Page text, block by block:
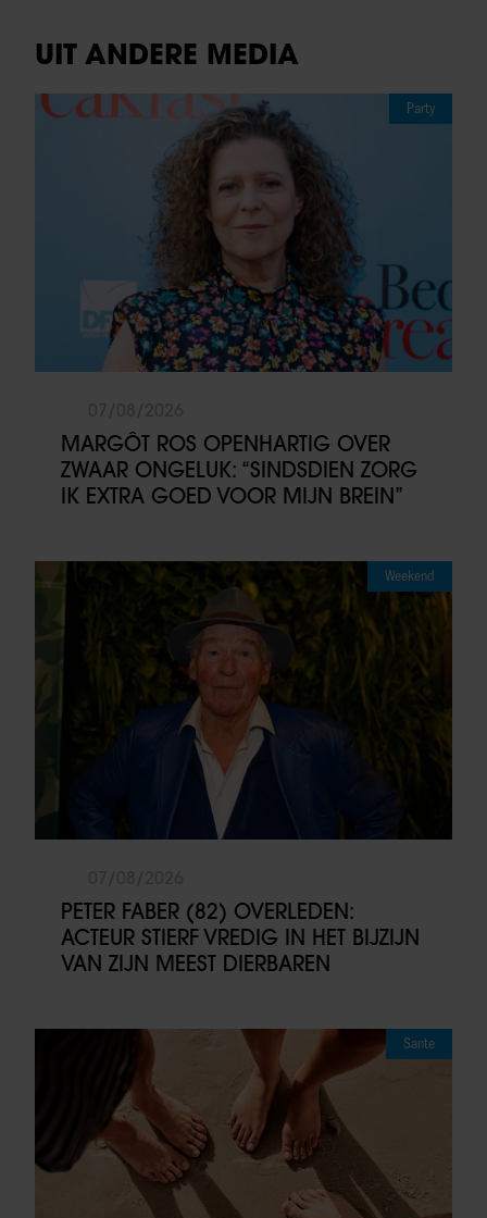
UIT ANDERE MEDIA
Party
MARGÔT ROS OPENHARTIG OVER
ZWAAR ONGELUK: “SINDSDIEN ZORG
IK EXTRA GOED VOOR MIJN BREIN”
Weekend
PETER FABER (82) OVERLEDEN:
ACTEUR STIERF VREDIG IN HET BIJZIJN
VAN ZIJN MEEST DIERBAREN
Sante